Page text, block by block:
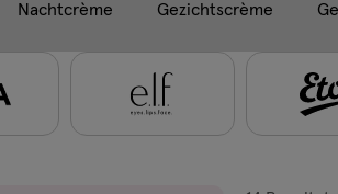
Nachtcrème Gezichtscrème